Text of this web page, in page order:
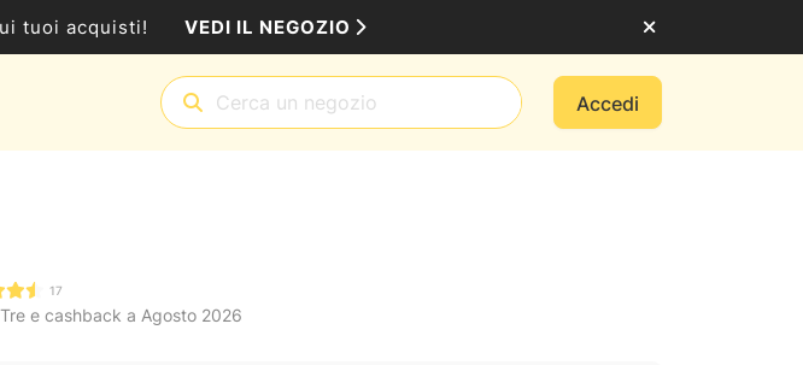
tuoi acquisti! VEDI IL NEGOZIO
Accedi
17
e cashback a Agosto 2026